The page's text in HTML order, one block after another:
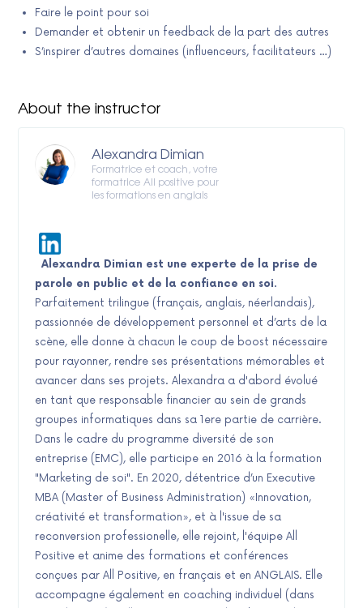
Faire le point pour soi
Demander et obtenir un feedback de la part des autres
S’inspirer d’autres domaines (influenceurs, facilitateurs …)
About the instructor
Alexandra Dimian
Formatrice et coach, votre
formatrice All positive pour
les formations en anglais
Alexandra Dimian est une experte de la prise de
parole en public et de la confiance en soi.
Parfaitement trilingue (français, anglais, néerlandais),
passionnée de développement personnel et d’arts de la
scène, elle donne à chacun le coup de boost nécessaire
pour rayonner, rendre ses présentations mémorables et
avancer dans ses projets. Alexandra a d'abord évolué
en tant que responsable financier au sein de grands
groupes informatiques dans sa 1ere partie de carrière.
Dans le cadre du programme diversité de son
entreprise (EMC), elle participe en 2016 à la formation
"Marketing de soi". En 2020, détentrice d’un Executive
MBA (Master of Business Administration) «Innovation,
créativité et transformation», et à l'issue de sa
reconversion professionelle, elle rejoint, l'équipe All
Positive et anime des formations et conférences
conçues par All Positive, en français et en ANGLAIS. Elle
accompagne également en coaching individuel (dans